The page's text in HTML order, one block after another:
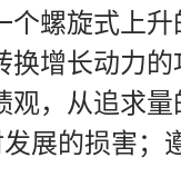
螺旋式上
增长动力
，从追求
展的损害